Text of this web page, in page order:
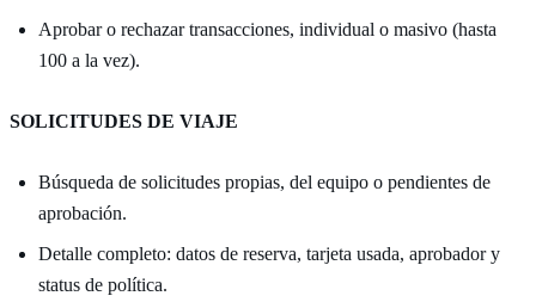
Aprobar o rechazar transacciones, individual o masivo (hasta
100 a la vez).
SOLICITUDES DE VIAJE
Búsqueda de solicitudes propias, del equipo o pendientes de
aprobación.
Detalle completo: datos de reserva, tarjeta usada, aprobador y
status de política.